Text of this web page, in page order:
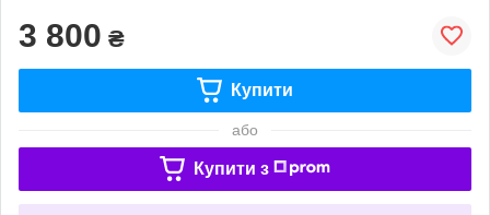
3 800 ₴
Купити
або
Купити з